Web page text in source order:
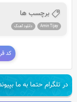
برچسب ها
Amin Tijay دانلود آهنگ
کد
در تلگرام حتما به ما